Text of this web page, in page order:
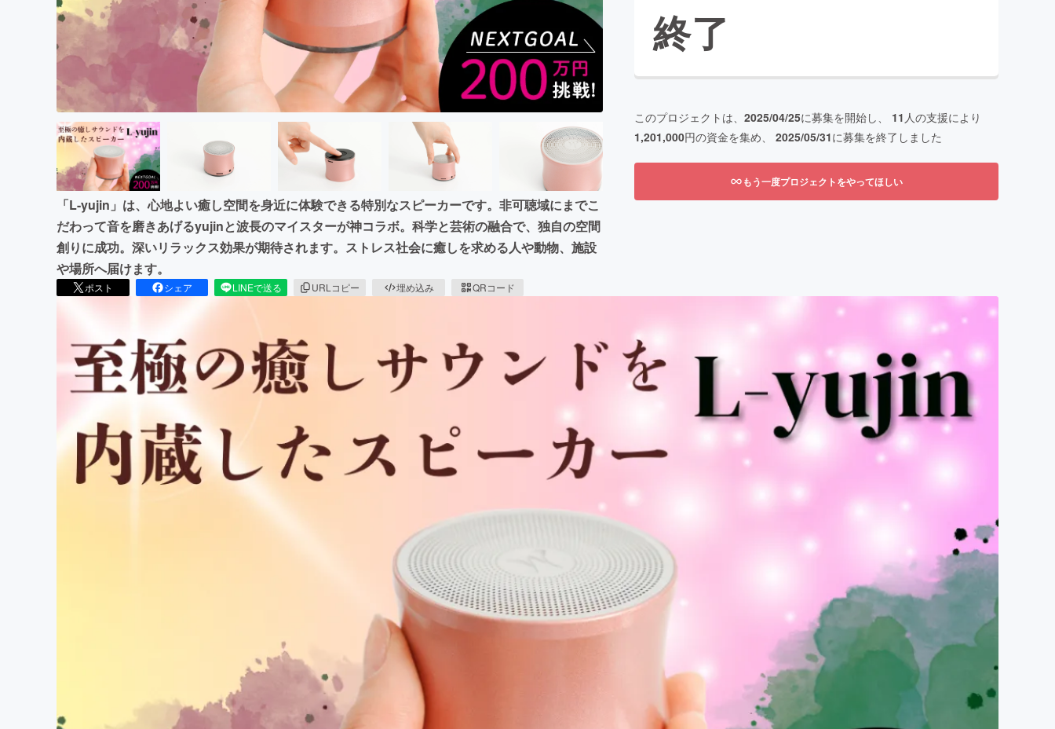
CAMPFIREふるさと納税
コミュニティ
「L-yujin」は、心地よい癒し空間を身近に体験できる特別なスピーカーです。非可聴域にまでこ
だわって音を磨きあげるyujinと波長のマイスターが神コラボ。科学と芸術の融合で、独自の空間
創りに成功。深いリラックス効果が期待されます。ストレス社会に癒しを求める人や動物、施設
や場所へ届けます。
ポスト シェア LINEで送る URLコピー 埋め込み QRコード
終了
このプロジェクトは、 2025/04/25に募集を開始し、 11 人の支援により
1,201,000円の資金を集め、 2025/05/31に募集を終了しました
もう一度プロジェクトをやってほしい